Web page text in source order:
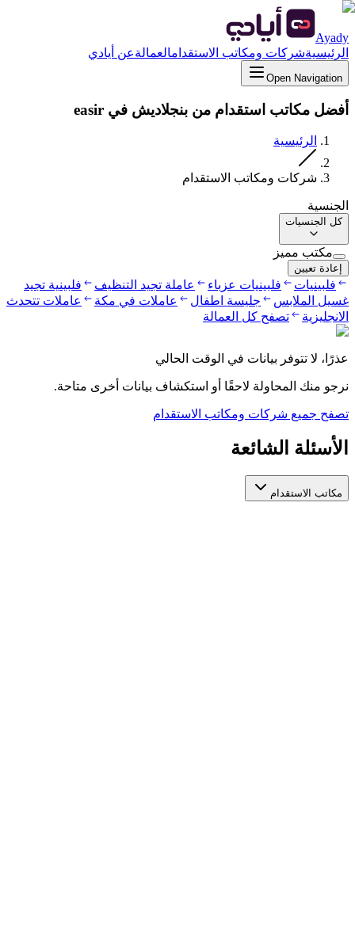
Ayady
الرئيسيةشركات ومكاتب الاستقدامالعمالةعن أيادي
Open Navigation
أفضل مكاتب استقدام من بنجلاديش في easir
الرئيسية
شركات ومكاتب الاستقدام
الجنسية
كل الجنسيات
مكتب مميز
إعادة تعيين
فلبينيات فلبينيات عزباء عاملة تجيد التنظيف
فلبينية تجيد
غسيل الملابس
جليسة اطفال عاملات في مكة
عاملات تتحدث
الانجليزية
تصفح كل العمالة
عذرًا، لا تتوفر بيانات في الوقت الحالي
نرجو منك المحاولة لاحقًا أو استكشاف بيانات أخرى متاحة.
تصفح جميع شركات ومكاتب الاستقدام
الأسئلة الشائعة
مكاتب الاستقدام